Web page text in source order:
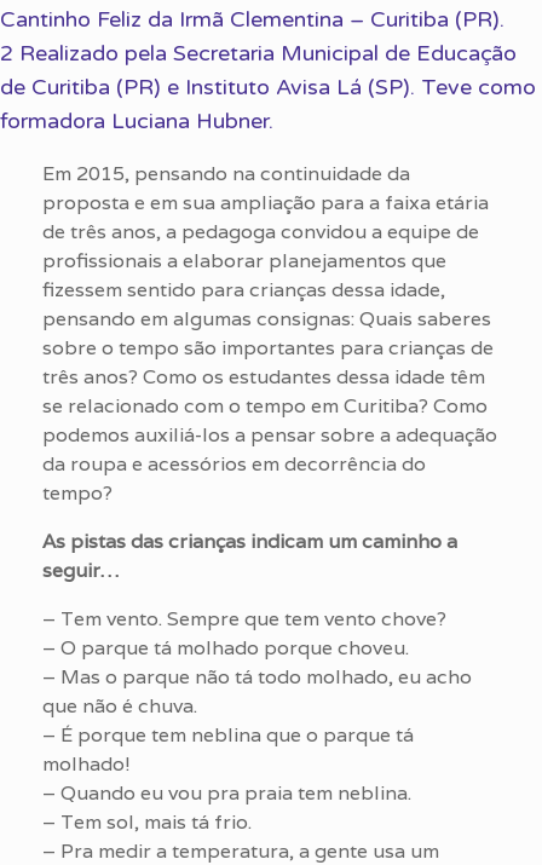
Cantinho Feliz da Irmã Clementina – Curitiba (PR).
2 Realizado pela Secretaria Municipal de Educação
de Curitiba (PR) e Instituto Avisa Lá (SP). Teve como
formadora Luciana Hubner.
Em 2015, pensando na continuidade da
proposta e em sua ampliação para a faixa etária
de três anos, a pedagoga convidou a equipe de
profissionais a elaborar planejamentos que
fizessem sentido para crianças dessa idade,
pensando em algumas consignas: Quais saberes
sobre o tempo são importantes para crianças de
três anos? Como os estudantes dessa idade têm
se relacionado com o tempo em Curitiba? Como
podemos auxiliá-los a pensar sobre a adequação
da roupa e acessórios em decorrência do
tempo?
As pistas das crianças indicam um caminho a
seguir…
– Tem vento. Sempre que tem vento chove?
– O parque tá molhado porque choveu.
– Mas o parque não tá todo molhado, eu acho
que não é chuva.
– É porque tem neblina que o parque tá
molhado!
– Quando eu vou pra praia tem neblina.
– Tem sol, mais tá frio.
– Pra medir a temperatura, a gente usa um